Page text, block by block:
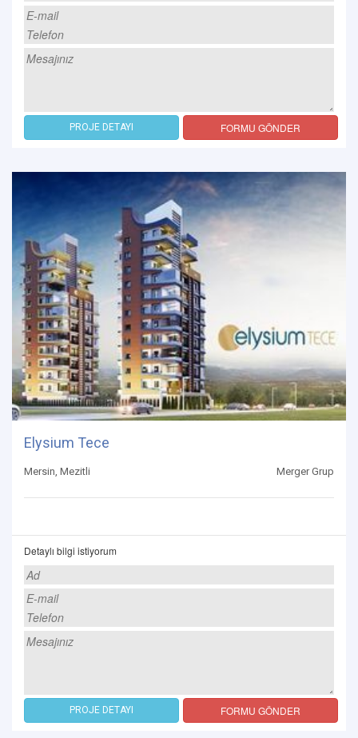
PROJE DETAYI FORMU GÖNDER
Elysium Tece
Mersin, Mezitli Merger Grup
Detaylı bilgi istiyorum
PROJE DETAYI FORMU GÖNDER